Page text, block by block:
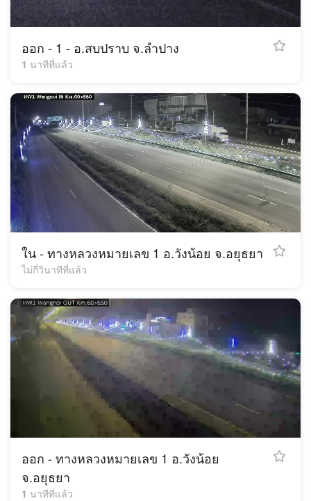
ออก - 1 - อ.สบปราบ จ.ลำปาง
1 นาทีที่แล้ว
ใน - ทางหลวงหมายเลข 1 อ.วังน้อย จ.อยุธยา
ไม่กี่วินาทีที่แล้ว
ออก - ทางหลวงหมายเลข 1 อ.วังน้อย
จ.อยุธยา
1 นาทีที่แล้ว